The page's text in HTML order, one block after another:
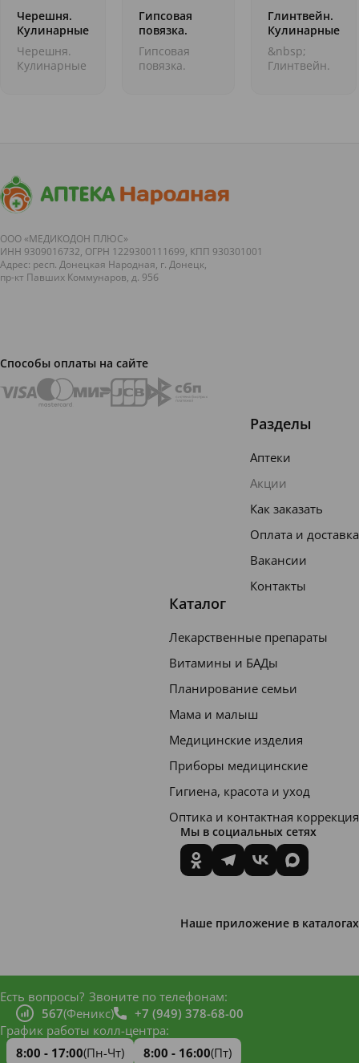
Черешня.
Кулинарные
праздники
Черешня.
Кулинарные
праздники
не...
Гипсовая
повязка.
Выдающиеся
медицинские
открытия
Гипсовая
повязка.
медицине,
переве...
Глинтвейн.
Кулинарные
праздники
&nbsp;
Глинтвейн.
ООО «МЕДИКОДОН ПЛЮС»
ИНН 9309016732, ОГРН 1229300111699, КПП 930301001
Адрес: респ. Донецкая Народная, г. Донецк,
пр-кт Павших Коммунаров, д. 95б
Способы оплаты на сайте
Разделы
Аптеки
Акции
Как заказать
Оплата и доставка
Вакансии
Контакты
Каталог
Лекарственные препараты
Витамины и БАДы
Планирование семьи
Мама и малыш
Медицинские изделия
Приборы медицинские
Гигиена, красота и уход
Оптика и контактная коррекция
Мы в социальных сетях
Наше приложение в каталогах
Есть вопросы? Звоните по телефонам:
567(Феникс)
+7 (949) 378-68-00
График работы колл-центра:
8:00 - 17:00(Пн-Чт) 8:00 - 16:00(Пт)